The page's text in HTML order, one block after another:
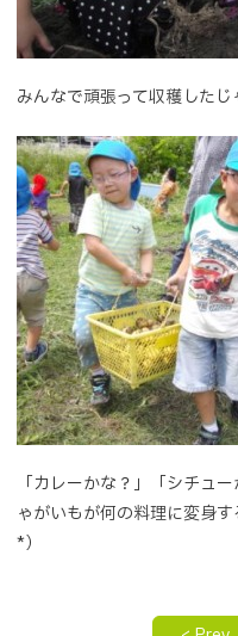
みんなで頑張って収穫したじ
「カレーかな？」「シチュ
ゃがいもが何の料理に変身
*）